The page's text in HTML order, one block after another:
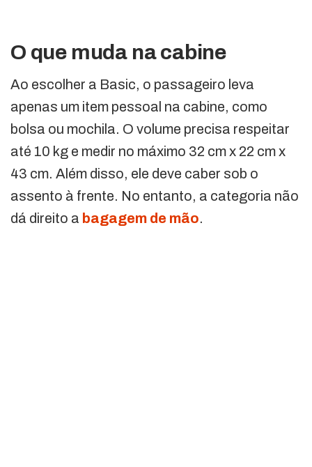
O que muda na cabine
Ao escolher a Basic, o passageiro leva
apenas um item pessoal na cabine, como
bolsa ou mochila. O volume precisa respeitar
até 10 kg e medir no máximo 32 cm x 22 cm x
43 cm. Além disso, ele deve caber sob o
assento à frente. No entanto, a categoria não
dá direito a bagagem de mão.